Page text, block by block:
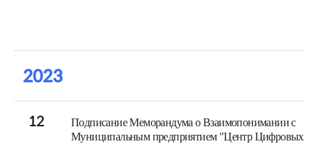
2023
12
Подписание Меморандума о Взаимопонимании с
Муниципальным предприятием "Центр Цифровых